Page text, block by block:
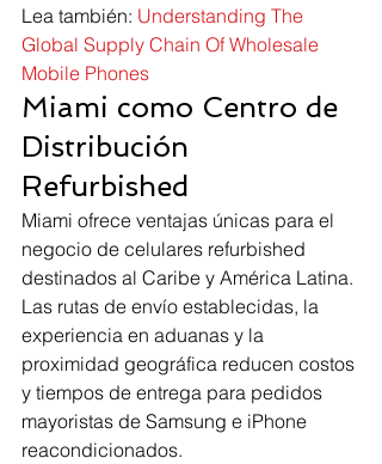
Lea también: Understanding The
Global Supply Chain Of Wholesale
Mobile Phones
Miami como Centro de
Distribución
Refurbished
Miami ofrece ventajas únicas para el
negocio de celulares refurbished
destinados al Caribe y América Latina.
Las rutas de envío establecidas, la
experiencia en aduanas y la
proximidad geográfica reducen costos
y tiempos de entrega para pedidos
mayoristas de Samsung e iPhone
reacondicionados.